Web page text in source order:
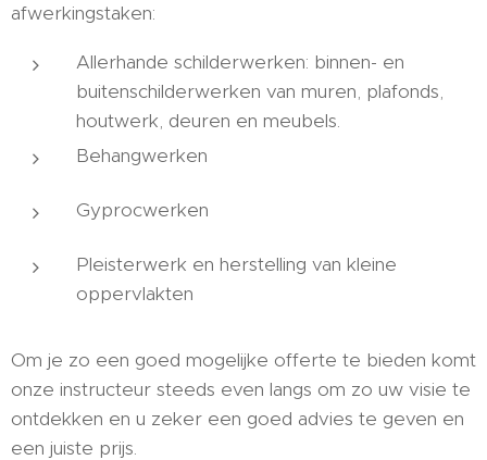
afwerkingstaken:
Allerhande schilderwerken: binnen- en
buitenschilderwerken van muren, plafonds,
houtwerk, deuren en meubels.
Behangwerken
Gyprocwerken
Pleisterwerk en herstelling van kleine
oppervlakten
Om je zo een goed mogelijke offerte te bieden komt
onze instructeur steeds even langs om zo uw visie te
ontdekken en u zeker een goed advies te geven en
een juiste prijs.